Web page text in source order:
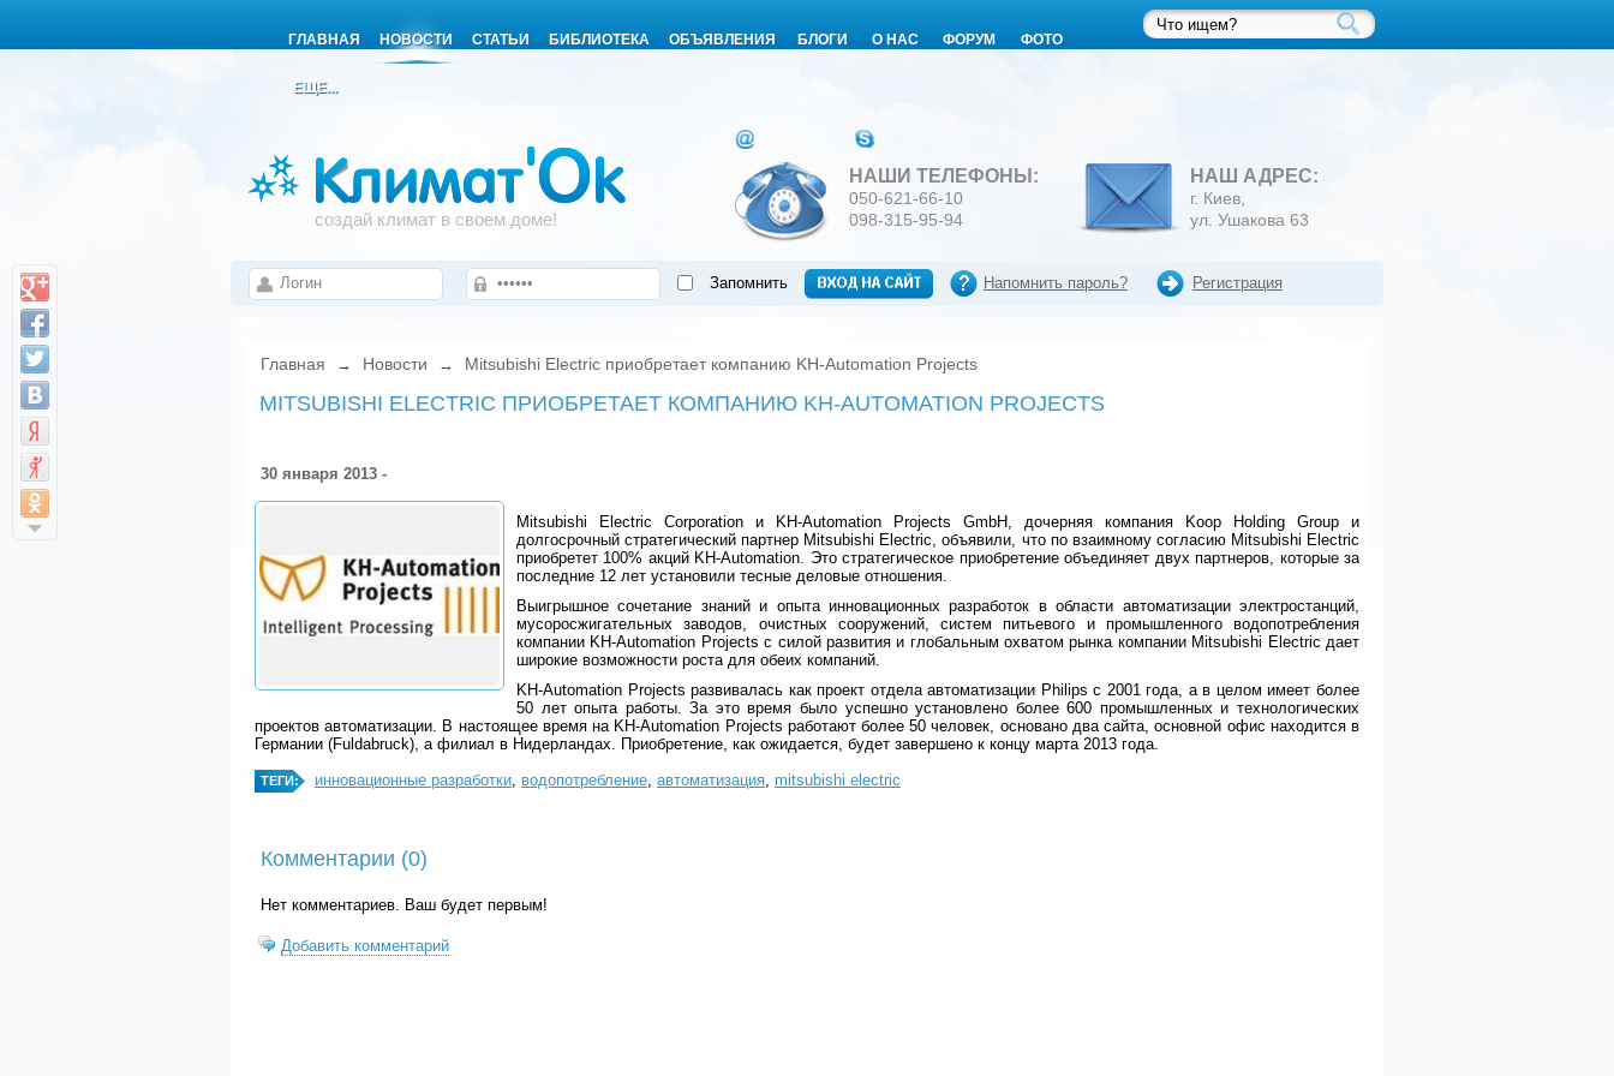
ГЛАВНАЯ НОВОСТИ СТАТЬИ БИБЛИОТЕКА ОБЪЯВЛЕНИЯ БЛОГИ О НАС ФОРУМ ФОТО
ЕЩЕ...
создай климат в своем доме!
НАШИ ТЕЛЕФОНЫ:
050-621-66-10
098-315-95-94
НАШ АДРЕС:
г. Киев,
ул. Ушакова 63
Запомнить Напомнить пароль? Регистрация
Главная → Новости → Mitsubishi Electric приобретает компанию KH-Automation Projects
MITSUBISHI ELECTRIC ПРИОБРЕТАЕТ КОМПАНИЮ KH-AUTOMATION PROJECTS
30 января 2013 -
Mitsubishi Electric Corporation и KH-Automation Projects GmbH, дочерняя компания Koop Holding Group и
долгосрочный стратегический партнер Mitsubishi Electric, объявили, что по взаимному согласию Mitsubishi Electric
приобретет 100% акций KH-Automation. Это стратегическое приобретение объединяет двух партнеров, которые за
последние 12 лет установили тесные деловые отношения.
Выигрышное сочетание знаний и опыта инновационных разработок в области автоматизации электростанций,
мусоросжигательных заводов, очистных сооружений, систем питьевого и промышленного водопотребления
компании KH-Automation Projects с силой развития и глобальным охватом рынка компании Mitsubishi Electric дает
широкие возможности роста для обеих компаний.
KH-Automation Projects развивалась как проект отдела автоматизации Philips с 2001 года, а в целом имеет более
50 лет опыта работы. За это время было успешно установлено более 600 промышленных и технологических
проектов автоматизации. В настоящее время на KH-Automation Projects работают более 50 человек, основано два сайта, основной офис находится в
Германии (Fuldabruck), а филиал в Нидерландах. Приобретение, как ожидается, будет завершено к концу марта 2013 года.
ТЕГИ: инновационные разработки, водопотребление, автоматизация, mitsubishi electric
Комментарии (0)
Нет комментариев. Ваш будет первым!
Добавить комментарий